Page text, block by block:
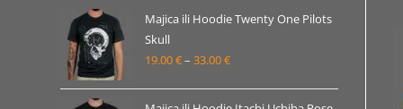
od
do
Majica ili Hoodie Twenty One Pilots
Skull
19.00€– 33.00€Raspon
od